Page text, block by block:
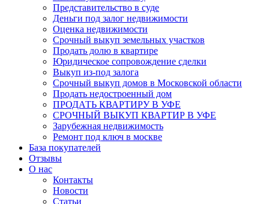
Представительство в суде
Деньги под залог недвижимости
Оценка недвижимости
Срочный выкуп земельных участков
Продать долю в квартире
Юридическое сопровождение сделки
Выкуп из-под залога
Срочный выкуп домов в Московской области
Продать недостроенный дом
ПРОДАТЬ КВАРТИРУ В УФЕ
СРОЧНЫЙ ВЫКУП КВАРТИР В УФЕ
Зарубежная недвижимость
Ремонт под ключ в москве
База покупателей
Отзывы
О нас
Контакты
Новости
Статьи